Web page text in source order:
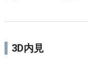
3D内見